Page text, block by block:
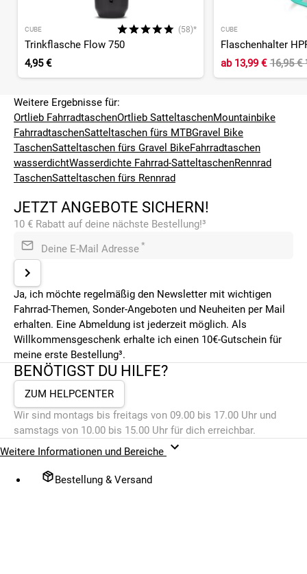
CUBE (58)*
Trinkflasche Flow 750
4,95 €
CUBE
Flaschenhalter
ab13,99 € 16,95 €
Weitere Ergebnisse für:
Ortlieb FahrradtaschenOrtlieb SatteltaschenMountainbike
FahrradtaschenSatteltaschen fürs MTBGravel Bike
TaschenSatteltaschen fürs Gravel BikeFahrradtaschen
wasserdichtWasserdichte Fahrrad-SatteltaschenRennrad
TaschenSatteltaschen fürs Rennrad
JETZT ANGEBOTE SICHERN!
10 € Rabatt auf deine nächste Bestellung!³
Deine E-Mail Adresse *
Ja, ich möchte regelmäßig den Newsletter mit wichtigen
Fahrrad-Themen, Sonder-Angeboten und Neuheiten per Mail
erhalten. Eine Abmeldung ist jederzeit möglich. Als
Willkommensgeschenk erhalte ich einen 10€-Gutschein für
meine erste Bestellung³.
BENÖTIGST DU HILFE?
ZUM HELPCENTER
Wir sind montags bis freitags von 09.00 bis 17.00 Uhr und
samstags von 10.00 bis 15.00 Uhr für dich erreichbar.
Weitere Informationen und Bereiche
Bestellung & Versand